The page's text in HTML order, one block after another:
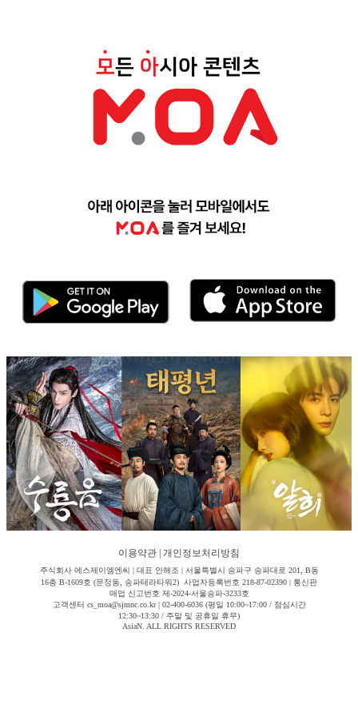
이용약관 개인정보처리방침
주식회사 에스제이엠엔씨 | 대표 안해조 | 서울특별시 송파구 송파대로 201, B동
16층 B-1609호 (문정동, 송파테라타워2) 사업자등록번호 218-87-02390 | 통신판
매업 신고번호 제-2024-서울송파-3233호
고객센터 cs_moa@sjmnc.co.kr | 02-400-6036 (평일 10:00~17:00 / 점심시간
12:30~13:30 / 주말 및 공휴일 휴무)
AsiaN. ALL RIGHTS RESERVED